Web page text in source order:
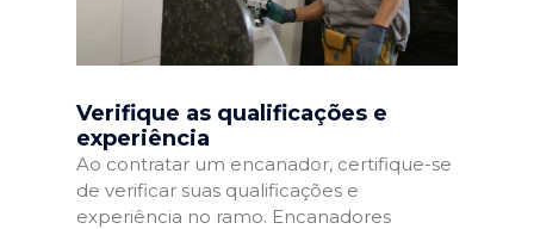
Verifique as qualificações e
experiência
Ao contratar um encanador, certifique-se
de verificar suas qualificações e
experiência no ramo. Encanadores